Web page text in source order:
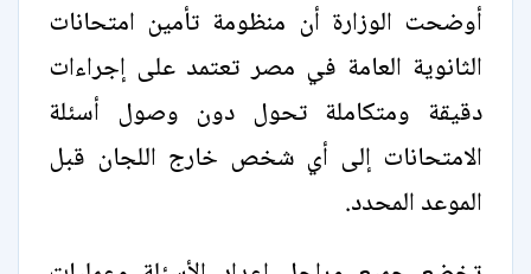
أوضحت الوزارة أن منظومة تأمين امتحانات
الثانوية العامة في مصر تعتمد على إجراءات
دقيقة ومتكاملة تحول دون وصول أسئلة
الامتحانات إلى أي شخص خارج اللجان قبل
الموعد المحدد.